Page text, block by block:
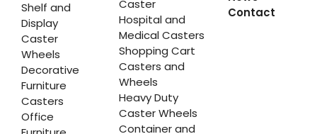
Shelf and
Display
Caster
Wheels
Decorative
Furniture
Casters
Office
Caster
Hospital and
Medical Casters
Shopping Cart
Casters and
Wheels
Heavy Duty
Caster Wheels
Container and
Contact